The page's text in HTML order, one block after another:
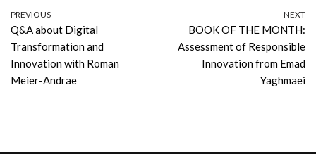
PREVIOUS
Q&A about Digital
Transformation and
Innovation with Roman
Meier-Andrae
NEXT
BOOK OF THE MONTH:
Assessment of Responsible
Innovation from Emad
Yaghmaei